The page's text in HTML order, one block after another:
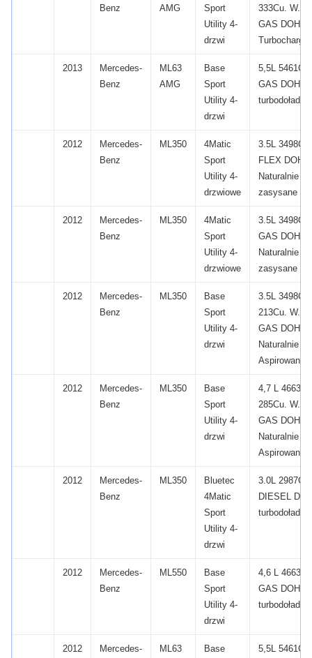
Benz AMG
Sport
Utility 4-
drzwi
333Cu. W.
GAS DOHC
2013
Mercedes-
Benz
ML63
AMG
Base
Sport
Utility 4-
drzwi
5,5L
GAS DOHC
2012
Mercedes-
Benz
ML350
4Matic
Sport
Utility 4-
drzwiowe
3.5L
FLEX DOHC
Naturalnie
zasysane
2012
Mercedes-
Benz
ML350
4Matic
Sport
Utility 4-
drzwiowe
3.5L
GAS DOHC
Naturalnie
zasysane
2012
Mercedes-
Benz
ML350
Base
Sport
Utility 4-
drzwi
3.5L 3498CC
213Cu. W.
GAS DOHC
Naturalnie
Aspirowane
2012
Mercedes-
Benz
ML350
Base
Sport
Utility 4-
drzwi
4,7 L
285Cu. W.
GAS DOHC
Naturalnie
Aspirowane
2012
Mercedes-
Benz
ML350
Bluetec
4Matic
Sport
Utility 4-
drzwi
3.0L
DIESEL
2012
Mercedes-
Benz
ML550
Base
Sport
Utility 4-
drzwi
4,6 L
GAS DOHC
2012
Mercedes-
ML63
Base
5,5L 5461CC